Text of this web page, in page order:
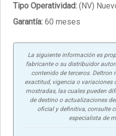
Tipo Operatividad: (NV)
Garantía: 60 meses
La siguiente información es
fabricante o su distribuidor
contenido de terceros. Deltron
exactitud, vigencia o variaciones
mostradas, las cuales pueden
de destino o actualizaciones
oficial y definitiva, consulte
especialista de